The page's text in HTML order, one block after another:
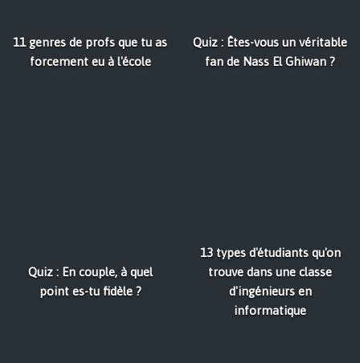
11 genres de profs que tu as
forcement eu à l'école
Quiz : Êtes-vous un véritable
fan de Nass El Ghiwan ?
Quiz : En couple, à quel
point es-tu fidèle ?
13 types d'étudiants qu'on
trouve dans une classe
d'ingénieurs en
informatique